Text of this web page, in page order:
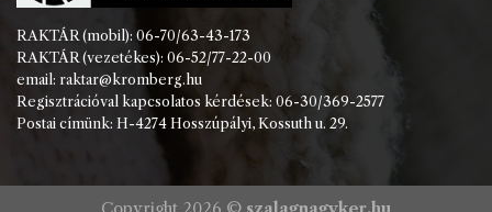
RAKTÁR (mobil): 06-70/63-43-173
RAKTÁR (vezetékes): 06-52/77-22-00
email: raktar@kromberg.hu
Regisztrációval kapcsolatos kérdések: 06-30/369-2577
Postai címünk: H-4274 Hosszúpályi, Kossuth u. 29.